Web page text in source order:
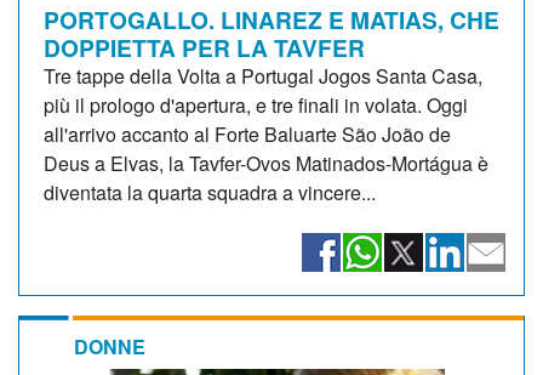
PORTOGALLO. LINAREZ E MATIAS, CHE
DOPPIETTA PER LA TAVFER
Tre tappe della Volta a Portugal Jogos Santa Casa,
più il prologo d'apertura, e tre finali in volata. Oggi
all'arrivo accanto al Forte Baluarte São João de
Deus a Elvas, la Tavfer-Ovos Matinados-Mortágua è
diventata la quarta squadra a vincere...
DONNE